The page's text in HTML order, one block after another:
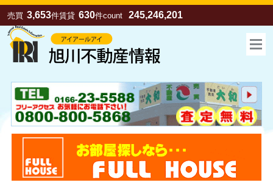
売買 3,653件賃貸 630件count 245,246,201